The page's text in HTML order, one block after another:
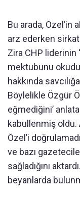
Bu arada, Özel’in
arz ederken
Zira CHP liderinin
mektubunu
hakkında
Böylelikle Özgür
eğmediğini’
kabullenmiş oldu.
Özel’i
ve bazı
sağladığını
beyanlarda